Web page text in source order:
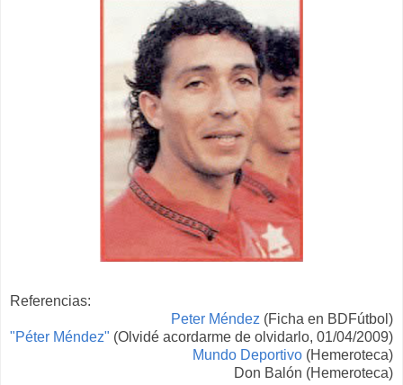
Referencias:
Peter Méndez (Ficha en BDFútbol)
"Péter Méndez" (Olvidé acordarme de olvidarlo, 01/04/2009)
Mundo Deportivo (Hemeroteca)
Don Balón (Hemeroteca)